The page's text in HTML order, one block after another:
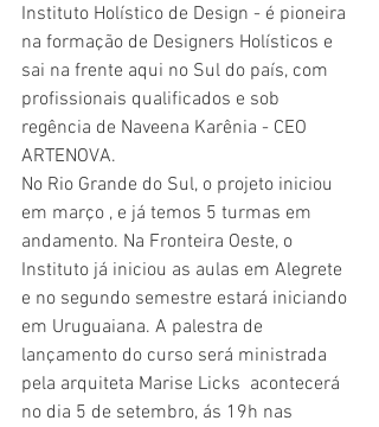
Instituto Holístico de Design - é pioneira
na formação de Designers Holísticos e
sai na frente aqui no Sul do país, com
profissionais qualificados e sob
regência de Naveena Karênia - CEO
ARTENOVA.
No Rio Grande do Sul, o projeto iniciou
em março , e já temos 5 turmas em
andamento. Na Fronteira Oeste, o
Instituto já iniciou as aulas em Alegrete
e no segundo semestre estará iniciando
em Uruguaiana. A palestra de
lançamento do curso será ministrada
pela arquiteta Marise Licks  acontecerá
no dia 5 de setembro, ás 19h nas